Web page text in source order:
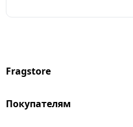
Fragstore
Покупателям